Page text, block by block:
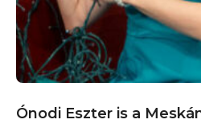
Ónodi Eszter is a